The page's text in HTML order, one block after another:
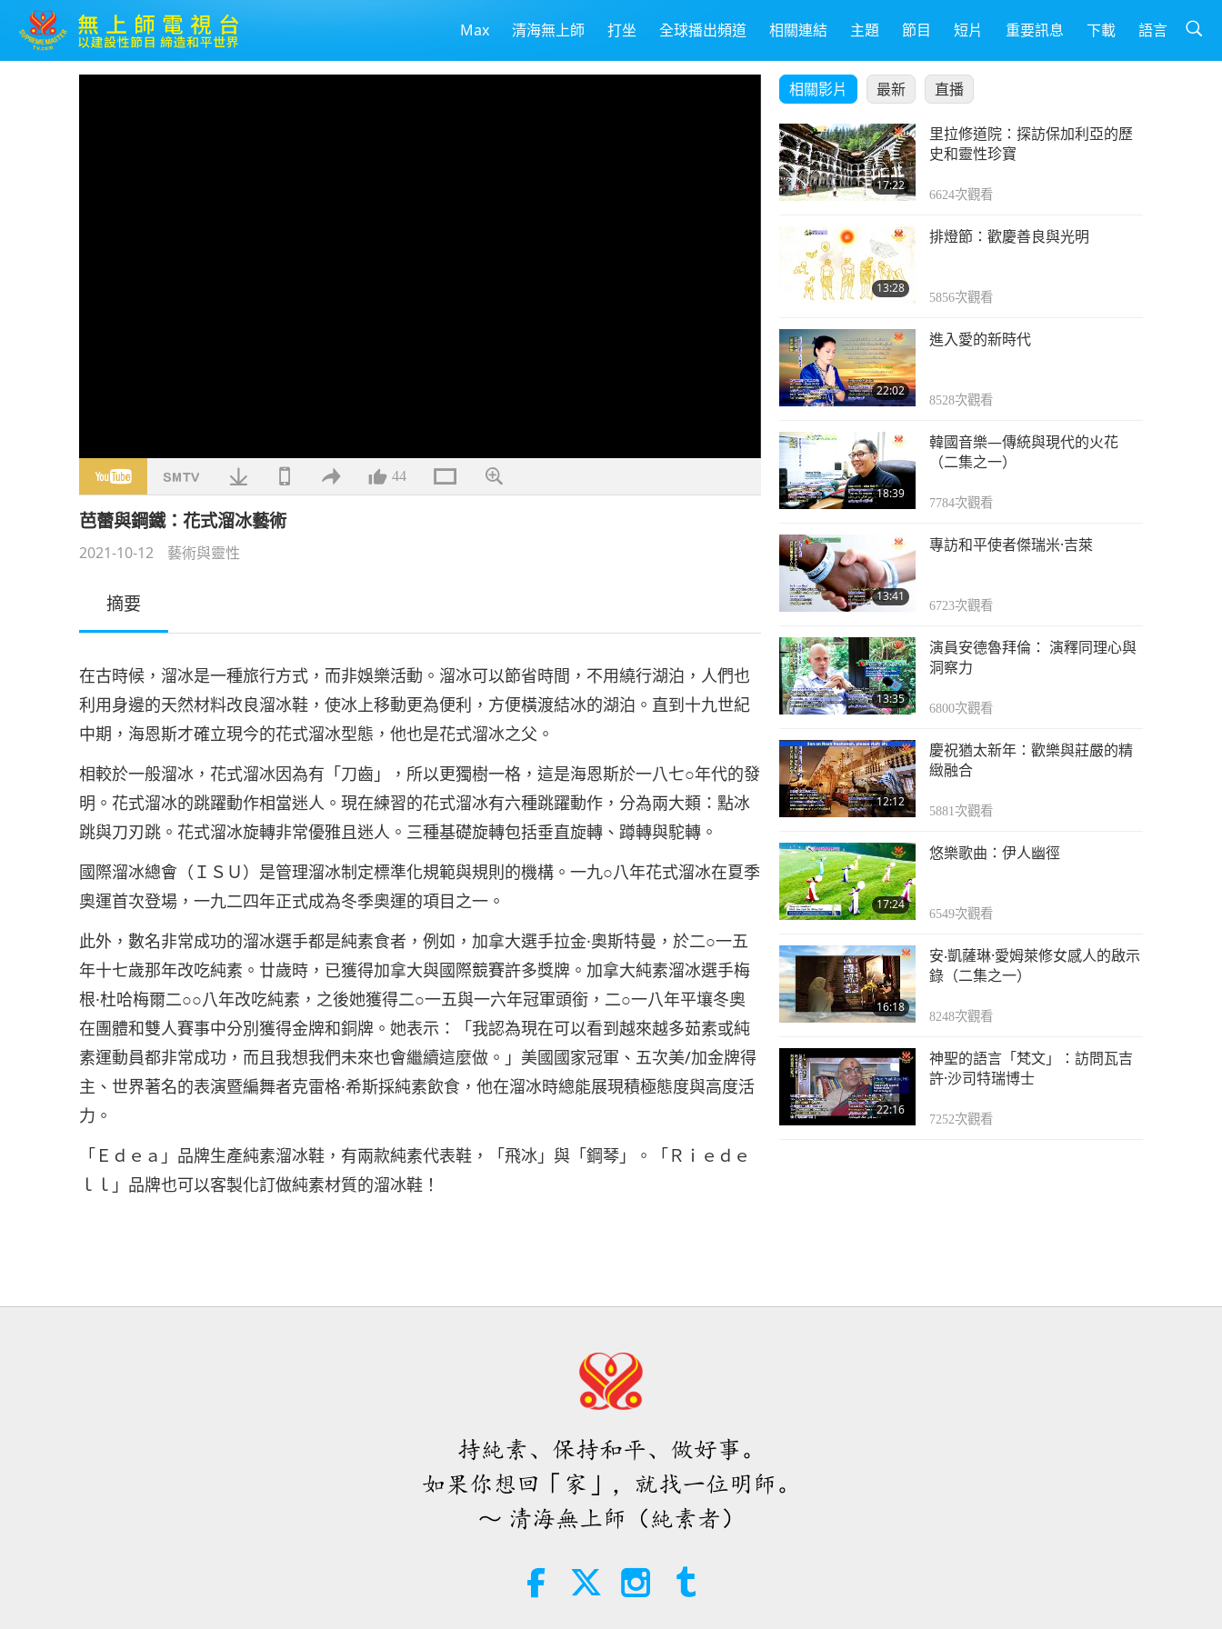
Max 清海無上師 打坐 全球播出頻道 相關連結 主題 節目 短片 重要訊息 下載 語言
44
芭蕾與鋼鐵：花式溜冰藝術
2021-10-12 藝術與靈性
摘要
在古時候，溜冰是一種旅行方式，而非娛樂活動。溜冰可以節省時間，不用繞行湖泊，人們也
利用身邊的天然材料改良溜冰鞋，使冰上移動更為便利，方便橫渡結冰的湖泊。直到十九世紀
中期，海恩斯才確立現今的花式溜冰型態，他也是花式溜冰之父。
相較於一般溜冰，花式溜冰因為有「刀齒」，所以更獨樹一格，這是海恩斯於一八七○年代的發
明。花式溜冰的跳躍動作相當迷人。現在練習的花式溜冰有六種跳躍動作，分為兩大類：點冰
跳與刀刃跳。花式溜冰旋轉非常優雅且迷人。三種基礎旋轉包括垂直旋轉、蹲轉與駝轉。
國際溜冰總會（ＩＳＵ）是管理溜冰制定標準化規範與規則的機構。一九○八年花式溜冰在夏季
奧運首次登場，一九二四年正式成為冬季奧運的項目之一。
此外，數名非常成功的溜冰選手都是純素食者，例如，加拿大選手拉金·奧斯特曼，於二○一五
年十七歲那年改吃純素。廿歲時，已獲得加拿大與國際競賽許多獎牌。加拿大純素溜冰選手梅
根·杜哈梅爾二○○八年改吃純素，之後她獲得二○一五與一六年冠軍頭銜，二○一八年平壤冬奧
在團體和雙人賽事中分別獲得金牌和銅牌。她表示：「我認為現在可以看到越來越多茹素或純
素運動員都非常成功，而且我想我們未來也會繼續這麼做。」美國國家冠軍、五次美/加金牌得
主、世界著名的表演暨編舞者克雷格·希斯採純素飲食，他在溜冰時總能展現積極態度與高度活
力。
「Ｅｄｅａ」品牌生產純素溜冰鞋，有兩款純素代表鞋，「飛冰」與「鋼琴」。「Ｒｉｅｄｅ
ｌｌ」品牌也可以客製化訂做純素材質的溜冰鞋！
相關影片 最新 直播
17:22
里拉修道院：探訪保加利亞的歷
史和靈性珍寶
6624次觀看
13:28
排燈節：歡慶善良與光明
5856次觀看
22:02
進入愛的新時代
8528次觀看
18:39
韓國音樂—傳統與現代的火花
（二集之一）
7784次觀看
13:41
專訪和平使者傑瑞米·吉萊
6723次觀看
13:35
演員安德魯拜倫： 演釋同理心與
洞察力
6800次觀看
12:12
慶祝猶太新年：歡樂與莊嚴的精
緻融合
5881次觀看
17:24
悠樂歌曲：伊人幽徑
6549次觀看
16:18
安‧凱薩琳·愛姆萊修女感人的啟示
錄（二集之一）
8248次觀看
22:16
神聖的語言「梵文」：訪問瓦吉
許·沙司特瑞博士
7252次觀看
持純素、保持和平、做好事。
如果你想回「家」，就找一位明師。
～ 清海無上師（純素者）